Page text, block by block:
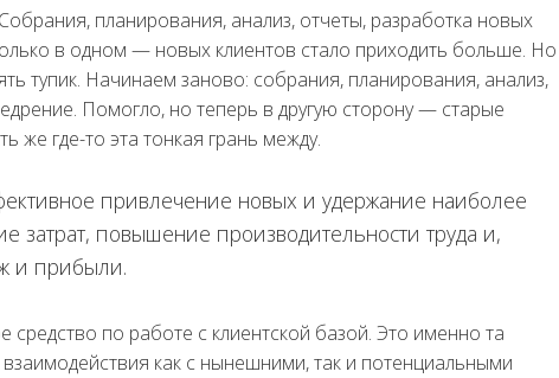
планирования, анализ, отчеты, разработка новых
в одном — новых клиентов стало приходить больше. Но
тупик. Начинаем заново: собрания, планирования, анализ,
Помогло, но теперь в другую сторону — старые
же где-то эта тонкая грань между.
привлечение новых и удержание наиболее
затрат, повышение производительности труда и,
и прибыли.
по работе с клиентской базой. Это именно та
как с нынешними, так и потенциальными